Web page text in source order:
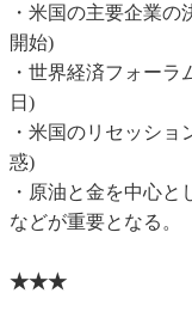
・米国の主要企業
開始)
・世界経済フォー
日)
・米国のリセッシ
惑)
・原油と金を中心と
などが重要となる。
★★★